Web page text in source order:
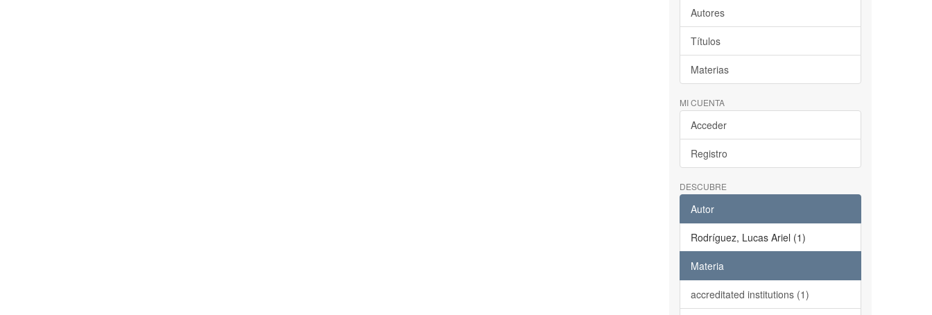
Autores
Títulos
Materias
MI CUENTA
Acceder
Registro
DESCUBRE
Autor
Rodríguez, Lucas Ariel (1)
Materia
accreditated institutions (1)